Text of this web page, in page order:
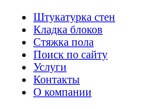
Штукатурка стен
Кладка блоков
Стяжка пола
Поиск по сайту
Услуги
Контакты
О компании